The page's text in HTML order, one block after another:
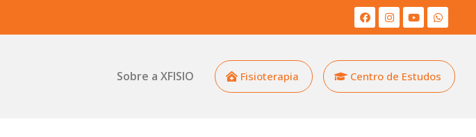
Sobre a XFISIO Fisioterapia Centro de Estudos